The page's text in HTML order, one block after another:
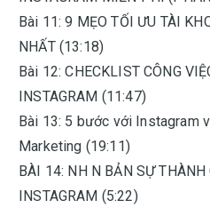
Bài 11: 9 MẸO TỐI ƯU TÀI
NHẤT (13:18)
Bài 12: CHECKLIST CÔNG
INSTAGRAM (11:47)
Bài 13: 5 bước với Instagram
Marketing (19:11)
BÀI 14: NH N BẢN SỰ THÀNH
INSTAGRAM (5:22)